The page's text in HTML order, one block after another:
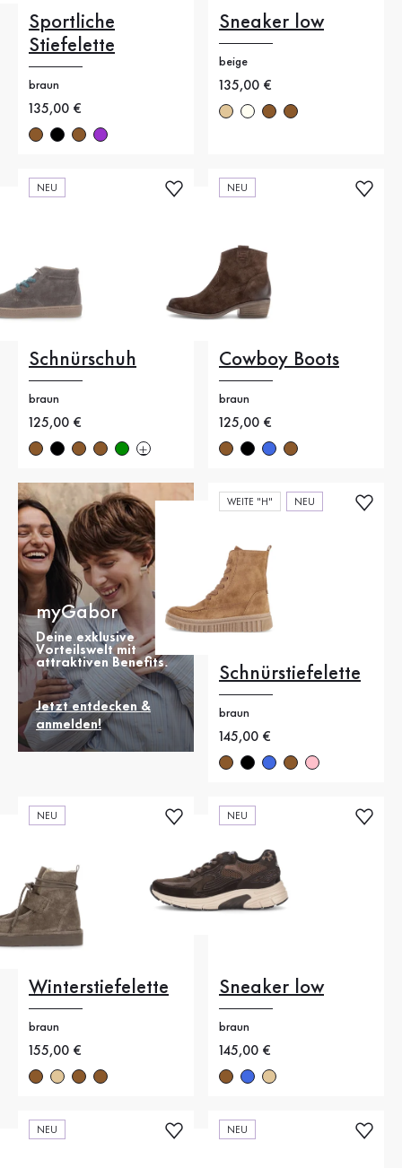
Sportliche
Stiefelette
braun
Neuer Preis
135,00 €
Sneaker low
beige
Neuer Preis
135,00 €
NEU
Schnürschuh
braun
Neuer Preis
125,00 €
NEU
Cowboy Boots
braun
Neuer Preis
125,00 €
myGabor
Deine exklusive
Vorteilswelt mit
attraktiven Benefits.
Jetzt entdecken &
anmelden!
WEITE "H" NEU
Schnürstiefelette
braun
Neuer Preis
145,00 €
NEU
Winterstiefelette
braun
Neuer Preis
155,00 €
NEU
Sneaker low
braun
Neuer Preis
145,00 €
NEU NEU